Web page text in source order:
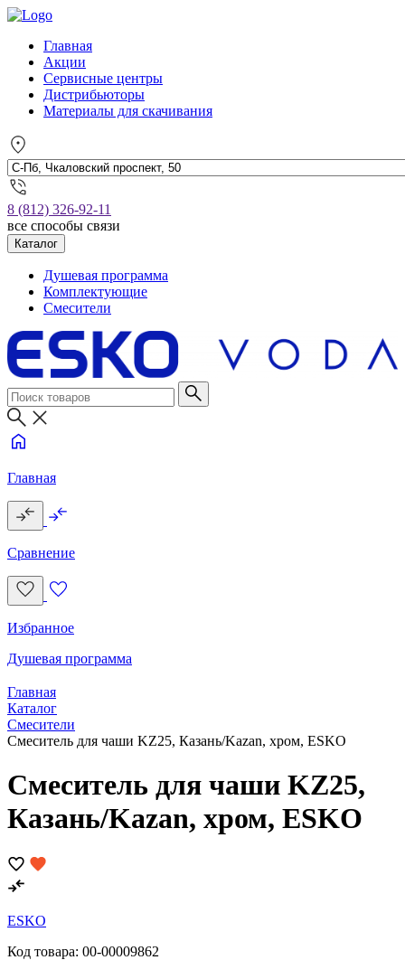
Главная
Акции
Сервисные центры
Дистрибьюторы
Материалы для скачивания
8 (812) 326-92-11
все способы связи
Каталог
Душевая программа
Комплектующие
Смесители
Главная
Сравнение
Избранное
Душевая программа
Главная
Каталог
Смесители
Смеситель для чаши KZ25, Казань/Kazan, хром, ESKO
Смеситель для чаши KZ25,
Казань/Kazan, хром, ESKO
ESKO
Код товара: 00-00009862